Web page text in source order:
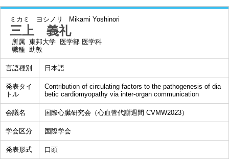
ミカミ ヨシノリ Mikami Yoshinori
三上 義礼
所属 東邦大学 医学部 医学科
職種 助教
言語種別 日本語
発表タイ
トル
Contribution of circulating factors to the pathogenesis of dia
betic cardiomyopathy via inter-organ communication
会議名 国際心臓研究会（心血管代謝週間 CVMW2023）
学会区分 国際学会
発表形式 口頭